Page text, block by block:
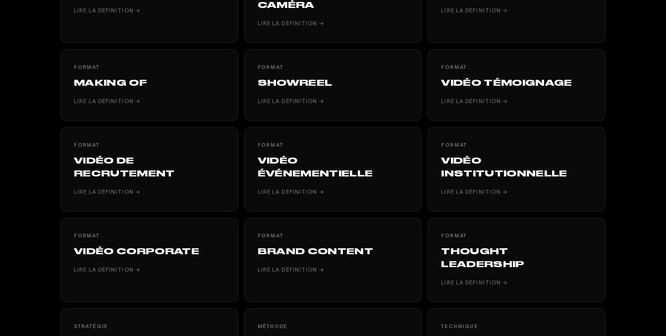
LIRE LA DÉFINITION →
CAMÉRA
LIRE LA DÉFINITION →
LIRE LA DÉFINITION →
FORMAT
MAKING OF
LIRE LA DÉFINITION →
FORMAT
SHOWREEL
LIRE LA DÉFINITION →
FORMAT
VIDÉO TÉMOIGNAGE
LIRE LA DÉFINITION →
FORMAT
VIDÉO DE
RECRUTEMENT
LIRE LA DÉFINITION →
FORMAT
VIDÉO
ÉVÉNEMENTIELLE
LIRE LA DÉFINITION →
FORMAT
VIDÉO
INSTITUTIONNELLE
LIRE LA DÉFINITION →
FORMAT
VIDÉO CORPORATE
LIRE LA DÉFINITION →
FORMAT
BRAND CONTENT
LIRE LA DÉFINITION →
FORMAT
THOUGHT
LEADERSHIP
LIRE LA DÉFINITION →
STRATÉGIE MÉTHODE TECHNIQUE